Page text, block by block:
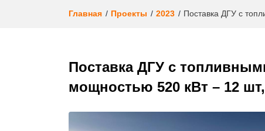
Главная Проекты 2023 Поставка ДГУ с
Поставка ДГУ с
мощностью 520 кВт – 12